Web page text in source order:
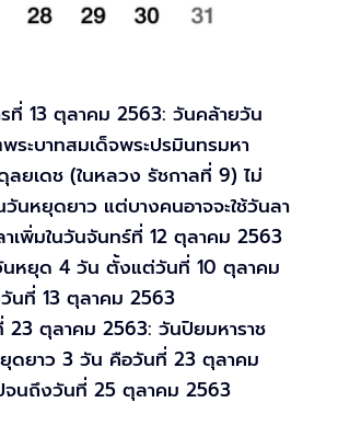
ที่ 13 ตุลาคม 2563: วันคล้ายวัน
ระบาทสมเด็จพระปรมินทรมหา
ยเดช (ในหลวง รัชกาลที่ 9) ไม่
วันหยุดยาว แต่บางคนอาจจะใช้วันลา
เพิ่มในวันจันทร์ที่ 12 ตุลาคม 2563
นหยุด 4 วัน ตั้งแต่วันที่ 10 ตุลาคม
นที่ 13 ตุลาคม 2563
23 ตุลาคม 2563: วันปิยมหาราช
ดยาว 3 วัน คือวันที่ 23 ตุลาคม
จนถึงวันที่ 25 ตุลาคม 2563